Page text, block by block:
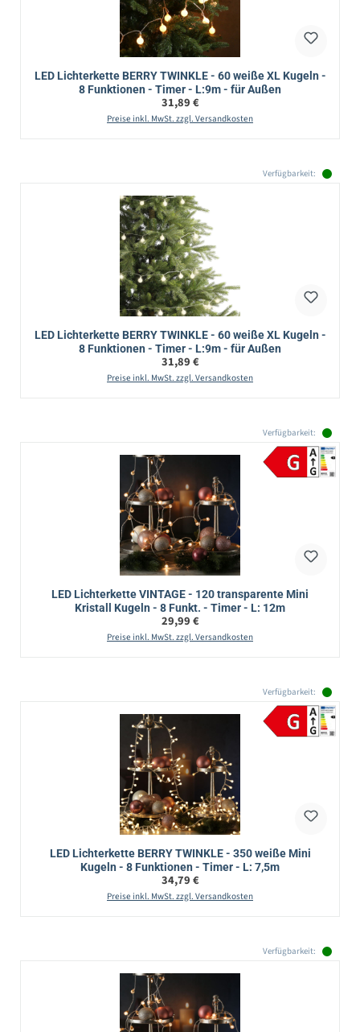
LED Lichterkette BERRY TWINKLE - 60 weiße XL Kugeln -
8 Funktionen - Timer - L:9m - für Außen
Regulärer Preis:
31,89 €
Preise inkl. MwSt. zzgl. Versandkosten
Verfügbarkeit:
LED Lichterkette BERRY TWINKLE - 60 weiße XL Kugeln -
8 Funktionen - Timer - L:9m - für Außen
Regulärer Preis:
31,89 €
Preise inkl. MwSt. zzgl. Versandkosten
Verfügbarkeit:
LED Lichterkette VINTAGE - 120 transparente Mini
Kristall Kugeln - 8 Funkt. - Timer - L: 12m
Regulärer Preis:
29,99 €
Preise inkl. MwSt. zzgl. Versandkosten
Verfügbarkeit:
LED Lichterkette BERRY TWINKLE - 350 weiße Mini
Kugeln - 8 Funktionen - Timer - L: 7,5m
Regulärer Preis:
34,79 €
Preise inkl. MwSt. zzgl. Versandkosten
Verfügbarkeit: